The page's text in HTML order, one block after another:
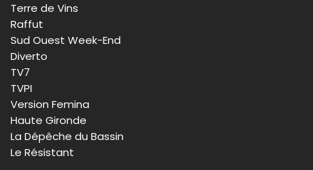
Terre de Vins
Raffut
Sud Ouest Week-End
Diverto
TV7
TVPI
Version Femina
Haute Gironde
La Dépêche du Bassin
Le Résistant